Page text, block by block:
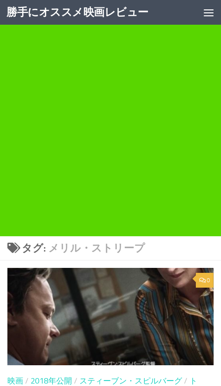
コンテンツへスキップ
勝手にオススメ映画レビュー
タグ: メリル・ストリープ
0
映画 / 2018年公開 / スティーブン・スピルバーグ / ト